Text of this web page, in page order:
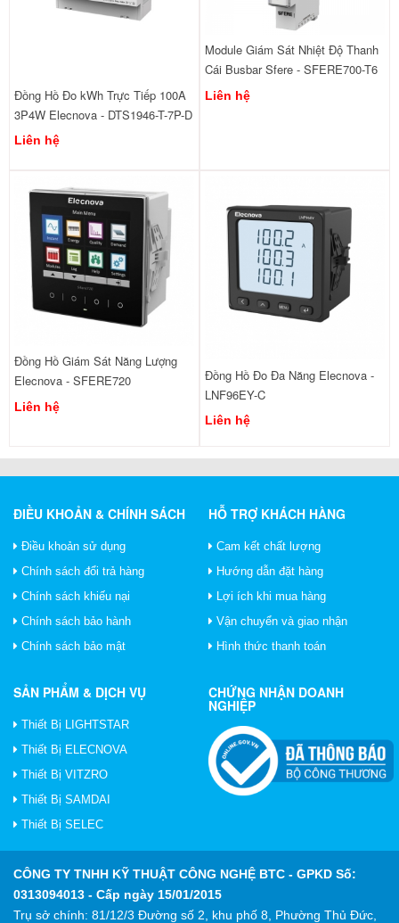
Đồng Hồ Đo kWh Trực Tiếp 100A
3P4W Elecnova - DTS1946-T-7P-D
Liên hệ
Module Giám Sát Nhiệt Độ Thanh
Cái Busbar Sfere - SFERE700-T6
Liên hệ
Đồng Hồ Giám Sát Năng Lượng
Elecnova - SFERE720
Liên hệ
Đồng Hồ Đo Đa Năng Elecnova -
LNF96EY-C
Liên hệ
ĐIỀU KHOẢN & CHÍNH SÁCH
Điều khoản sử dụng
Chính sách đổi trả hàng
Chính sách khiếu nại
Chính sách bảo hành
Chính sách bảo mật
HỖ TRỢ KHÁCH HÀNG
Cam kết chất lượng
Hướng dẫn đặt hàng
Lợi ích khi mua hàng
Vận chuyển và giao nhận
Hình thức thanh toán
SẢN PHẨM & DỊCH VỤ
Thiết Bị LIGHTSTAR
Thiết Bị ELECNOVA
Thiết Bị VITZRO
Thiết Bị SAMDAI
Thiết Bị SELEC
CHỨNG NHẬN DOANH
NGHIỆP
CÔNG TY TNHH KỸ THUẬT CÔNG NGHỆ BTC - GPKD Số:
0313094013 - Cấp ngày 15/01/2015
Trụ sở chính: 81/12/3 Đường số 2, khu phố 8, Phường Thủ Đức,